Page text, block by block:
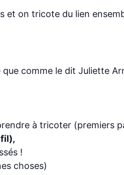
et on tricote du lien
comme le dit Juliette
à tricoter (premiers
!
choses)